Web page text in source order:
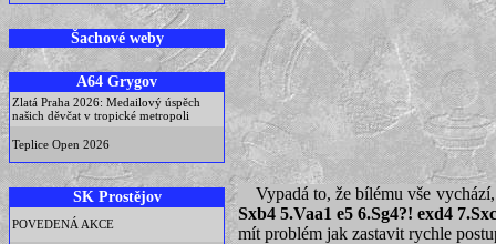
Šachové weby
A64 Grygov
Zlatá Praha 2026: Medailový úspěch
našich děvčat v tropické metropoli
Teplice Open 2026
SK Prostějov
POVEDENÁ AKCE
Vypadá to, že bílému vše
Sxb4 5.Vaa1 e5 6.Sg4?! exd4
mít problém jak zastavit rychle